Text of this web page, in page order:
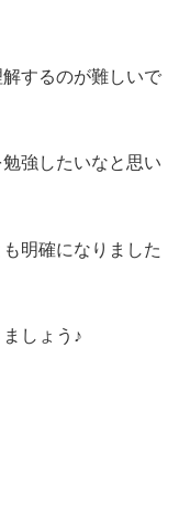
するのが難しいで
強したいなと思い
明確になりました
しょう♪